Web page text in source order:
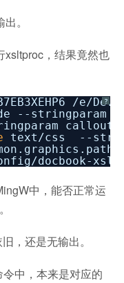
。
xsltproc，结果竟然也
?
/e/
--stringparam
text/css
--
docbook-xsl-
中，能否正常运
，还是无输出。
中，本来是对应的